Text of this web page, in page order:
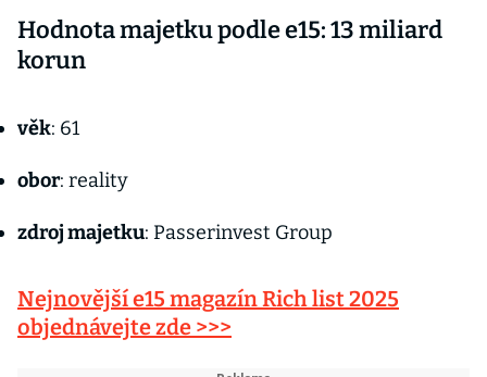
Hodnota majetku podle e15: 13 miliard
korun
věk: 61
obor: reality
zdroj majetku: Passerinvest Group
Nejnovější e15 magazín Rich list 2025
objednávejte zde >>>